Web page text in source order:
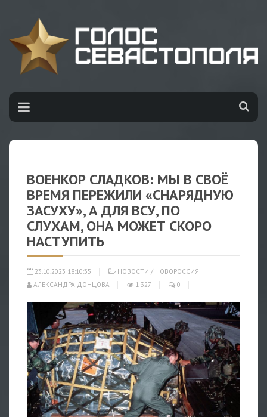
ВОЕНКОР СЛАДКОВ: МЫ В СВОЁ
ВРЕМЯ ПЕРЕЖИЛИ «СНАРЯДНУЮ
ЗАСУХУ», А ДЛЯ ВСУ, ПО
СЛУХАМ, ОНА МОЖЕТ СКОРО
НАСТУПИТЬ
23.10.2023 18:10:35 НОВОСТИ / НОВОРОССИЯ
АЛЕКСАНДРА ДОНЦОВА
1 327 0